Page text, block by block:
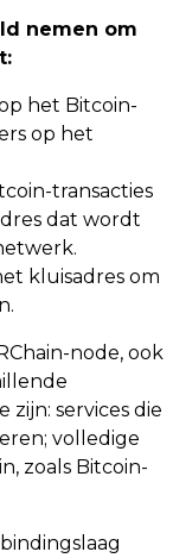
nemen om
het Bitcoin-
op het
transacties
dat wordt
kluisadres om
node, ook
services die
volledige
zoals Bitcoin-